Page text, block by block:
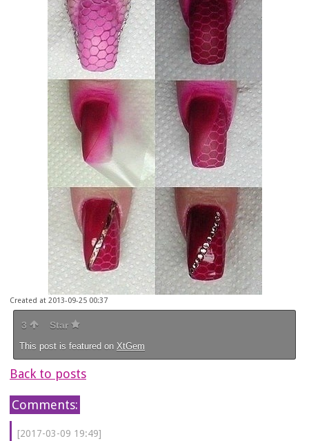
Created at 2013-09-25 00:37
3 Star
This post is featured on XtGem
Back to posts
Comments:
[2017-03-09 19:49]